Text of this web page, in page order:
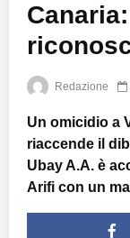
Redazione
Un omicidio a
riaccende il
Ubay A.A. è
Arifi con un